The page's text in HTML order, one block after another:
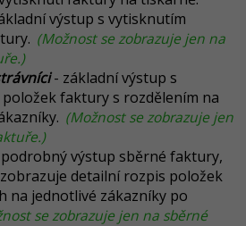
výstup s vytisknutím
(Možnost se zobrazuje jen na
- základní výstup s
faktury s rozdělením na
(Možnost se zobrazuje jen
výstup sběrné faktury,
detailní rozpis položek
na jednotlivé zákazníky po
se zobrazuje jen na sběrné